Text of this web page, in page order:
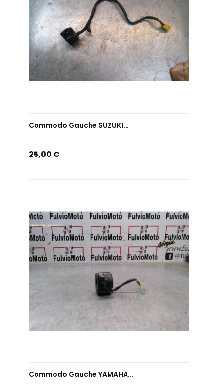
Commodo Gauche SUZUKI...
Prix
25,00 €
Commodo Gauche YAMAHA...